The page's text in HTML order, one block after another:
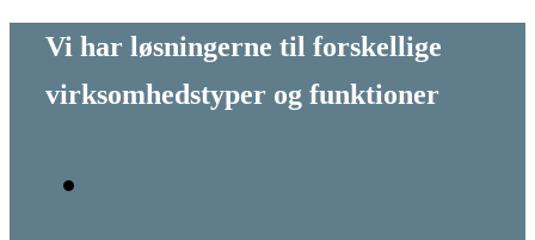
Vi har løsningerne til forskellige
virksomhedstyper og funktioner